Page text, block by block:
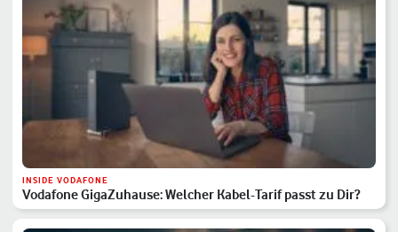
INSIDE VODAFONE
Vodafone GigaZuhause: Welcher Kabel-Tarif passt zu Dir?